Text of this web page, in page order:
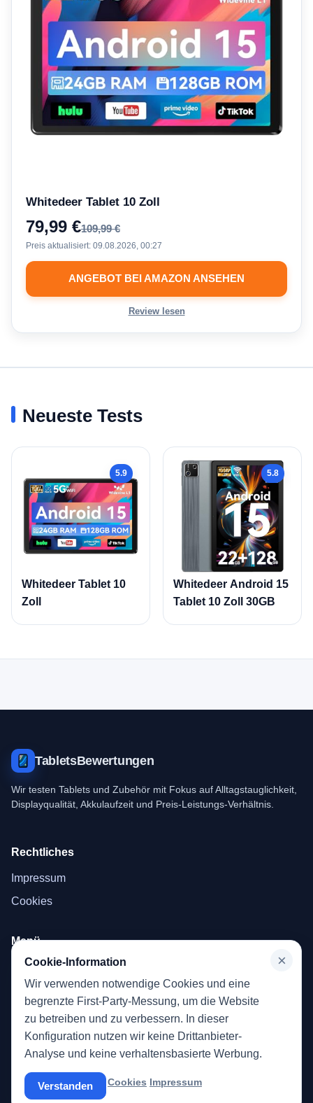
Whitedeer Tablet 10 Zoll
79,99 €109,99 €
Preis aktualisiert: 09.08.2026, 00:27
ANGEBOT BEI AMAZON ANSEHEN
Review lesen
Neueste Tests
5.9
Whitedeer Tablet 10
Zoll
5.8
Whitedeer Android 15
Tablet 10 Zoll 30GB
TabletsBewertungen
Wir testen Tablets und Zubehör mit Fokus auf Alltagstauglichkeit,
Displayqualität, Akkulaufzeit und Preis-Leistungs-Verhältnis.
Rechtliches
Impressum
Cookies
Menü
Startseite
Tablets
Diese Website nimmt am Amazon-Partnerprogramm teil und kann
für qualifizierte Käufe über Links zu www.amazon.de eine
Vergütung erhalten.
×
Cookie-Information
Wir verwenden notwendige Cookies und eine
begrenzte First-Party-Messung, um die Website
zu betreiben und zu verbessern. In dieser
Konfiguration nutzen wir keine Drittanbieter-
Analyse und keine verhaltensbasierte Werbung.
Verstanden Cookies Impressum